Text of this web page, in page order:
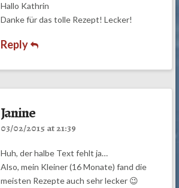
Hallo Kathrin
Danke für das tolle Rezept! Lecker!
Reply
Janine
03/02/2015 at 21:39
Huh, der halbe Text fehlt ja…
Also, mein Kleiner (16 Monate) fand die
meisten Rezepte auch sehr lecker 😉